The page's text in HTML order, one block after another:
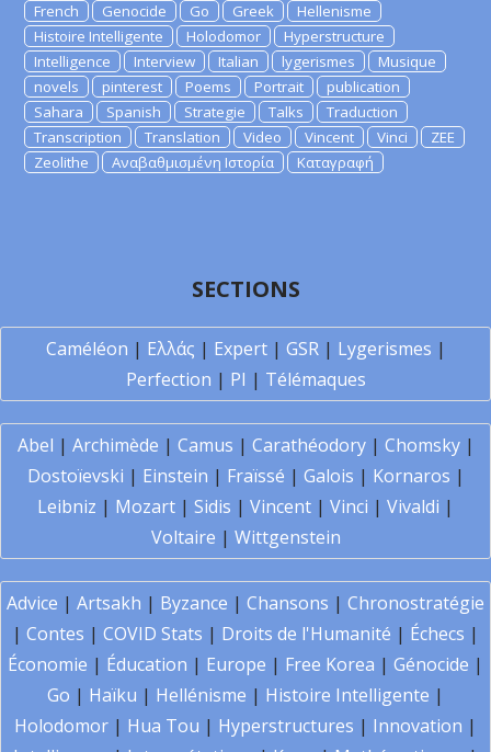
French
Genocide Go Greek
Hellenisme
Histoire Intelligente
Holodomor
Hyperstructure
Intelligence
Interview Italian lygerismes
Musique
novels
pinterest Poems Portrait
publication
Sahara
Spanish Strategie Talks
Traduction
Transcription
Translation Video Vincent Vinci
ZEE
Zeolithe
Αναβαθμισμένη Ιστορία Καταγραφή
SECTIONS
Caméléon | Ελλάς | Expert| GSR| Lygerismes |
Perfection | PI | Télémaques
Abel | Archimède | Camus | Carathéodory| Chomsky|
Dostoïevski | Einstein | Fraïssé | Galois | Kornaros |
Leibniz | Mozart | Sidis | Vincent | Vinci | Vivaldi |
Voltaire | Wittgenstein
Advice | Artsakh | Byzance | Chansons | Chronostratégie
| Contes | COVID Stats | Droits de l'Humanité | Échecs |
Économie | Éducation | Europe | Free Korea | Génocide |
Go | Haïku | Hellénisme | Histoire Intelligente |
Holodomor | Hua Tou | Hyperstructures | Innovation |